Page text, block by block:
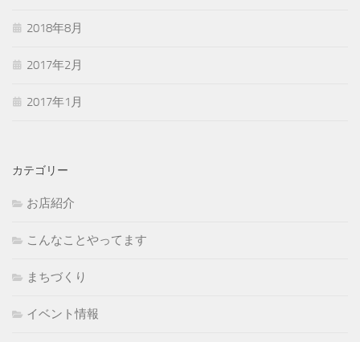
2018年8月
2017年2月
2017年1月
カテゴリー
お店紹介
こんなことやってます
まちづくり
イベント情報